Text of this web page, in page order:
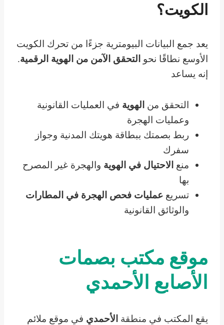
الكويت؟
يعد جمع البيانات البيومترية جزءًا من تحرك الكويت
الأوسع نطاقًا نحو التحقق الآمن من الهوية الرقمية.
إنه يساعد
التحقق من الهوية في العمليات القانونية
وعمليات الهجرة
ربط بصمتك ببطاقة هويتك المدنية وجواز
سفرك
منع الاحتيال في الهوية والهجرة غير المصرح
بها
تسريع عمليات فحص الهجرة في المطارات
والوثائق القانونية
موقع مكتب بصمات
الأصابع الأحمدي
يقع المكتب في منطقة الأحمدي في موقع ملائم